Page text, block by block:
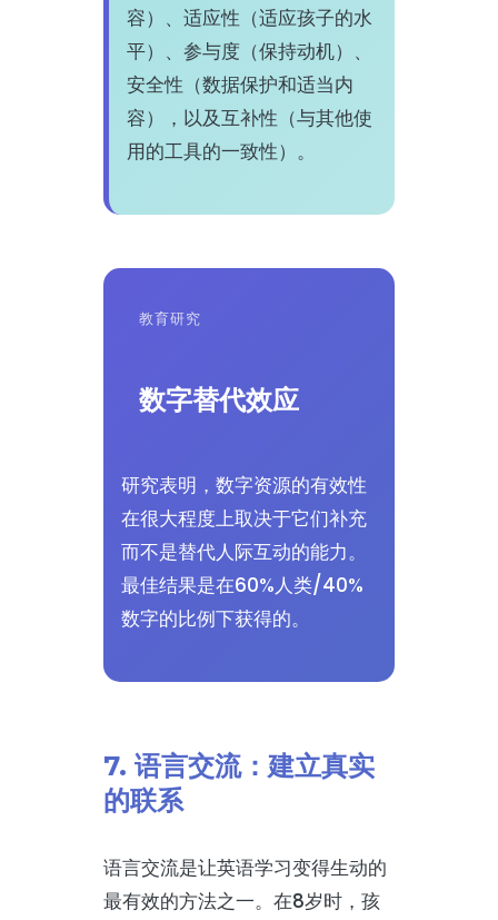
容）、适应性（适应孩子的水
平）、参与度（保持动机）、
安全性（数据保护和适当内
容），以及互补性（与其他使
用的工具的一致性）。
教育研究
数字替代效应
研究表明，数字资源的有效性
在很大程度上取决于它们补充
而不是替代人际互动的能力。
最佳结果是在60%人类/40%
数字的比例下获得的。
7. 语言交流：建立真实
的联系
语言交流是让英语学习变得生动的
最有效的方法之一。在8岁时，孩